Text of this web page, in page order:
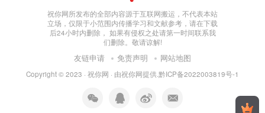
祝你网所发布的全部内容源于互联网搬运，不代表本站
立场，仅限于小范围内传播学习和文献参考，请在下载
后24小时内删除， 如果有侵权之处请第一时间联系我
们删除。敬请谅解!
友链申请 免责声明 网站地图
Copyright © 2023 · 祝你网 · 由祝你网提供.黔ICP备2022003819号-1